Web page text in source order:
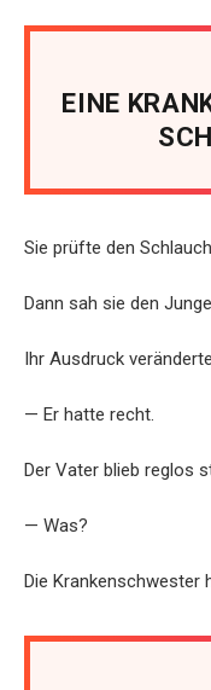
EINE
Sie prüfte den
Dann sah sie den
Ihr Ausdruck
— Er hatte recht.
Der Vater blieb reglos
— Was?
Die Krankenschwester